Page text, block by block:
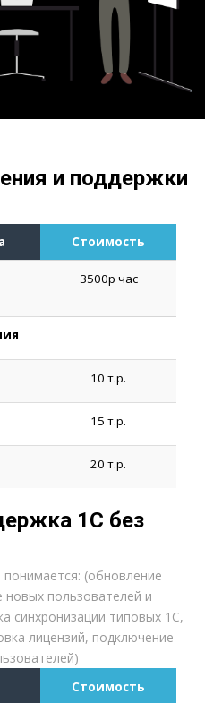
и поддержки
Стоимость
3500р час
10 т.р.
15 т.р.
20 т.р.
1С без
(обновление
новых пользователей и
синхронизации типовых 1С,
лицензий, подключение
Стоимость